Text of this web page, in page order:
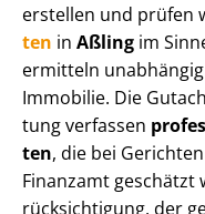
erstellen und prüfen
ten in Aßling im
ermitteln
Immobilie. Die
tung verfassen
ten, die bei
Finanzamt
rück­sich­ti­gung, der